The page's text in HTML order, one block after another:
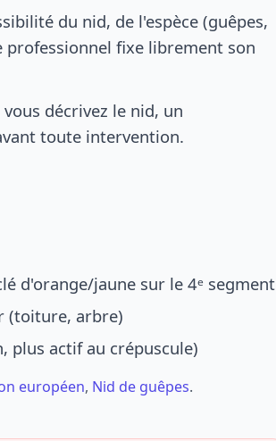
du nid, de l'espèce (guêpes,
professionnel fixe librement son
décrivez le nid, un
toute intervention.
d'orange/jaune sur le 4ᵉ segment
(toiture, arbre)
plus actif au crépuscule)
européen, Nid de guêpes.